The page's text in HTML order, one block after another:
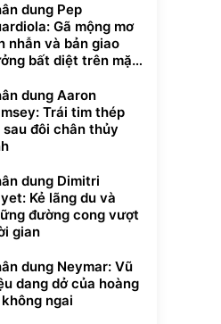
dung Pep
Gã mộng mơ
nhẫn và bản giao
bất diệt trên mặt
dung Aaron
Trái tim thép
sau đôi chân thủy
dung Dimitri
Kẻ lãng du và
đường cong vượt
gian
dung Neymar: Vũ
dang dở của hoàng
ngai